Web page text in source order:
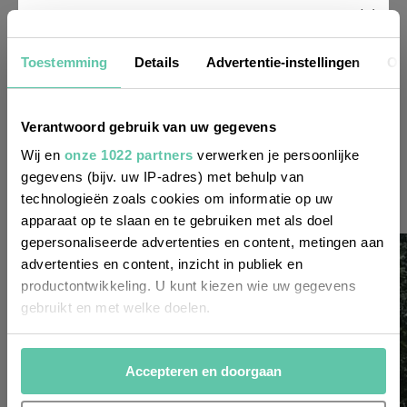
Toestemming Details Advertentie-instellingen
Verantwoord gebruik van uw gegevens
Wij en onze 1022 partners verwerken je persoonlijke
gegevens (bijv. uw IP-adres) met behulp van
technologieën zoals cookies om informatie op uw
apparaat op te slaan en te gebruiken met als doel
gepersonaliseerde advertenties en content, metingen aan
advertenties en content, inzicht in publiek en
productontwikkeling. U kunt kiezen wie uw gegevens
gebruikt en met welke doelen.
Als u het toestaat, willen we ook graag:
Informatie verzamelen over uw geografische
locatie, die tot een paar meter nauwkeurig kan zijn
Accepteren en doorgaan
Nieuwsbrief
Wil je altijd als eerste op de hoogte zijn
van de laatste nieuwtjes, leuke adressen
en inspirerende tips voor Frankrijk? Meld
je dan aan voor onze 2-wekelijkse
nieuwsbrief. Zo gedaan!